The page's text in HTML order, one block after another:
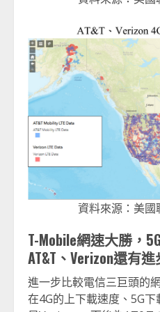
資料來源：美
T-Mobile網速大勝，
AT&T、Verizon還有
進一步比較電信三巨頭的
在4G的上下載速度、5G